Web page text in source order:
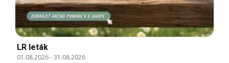
LR leták
01.08.2026-31.08.2026